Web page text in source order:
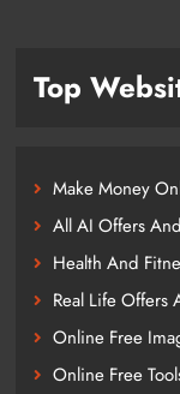
Top
Make Money
All AI Offers
Health And
Real Life Offers
Online Free
Online Free